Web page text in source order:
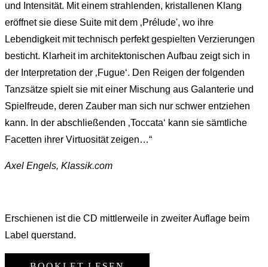
und Intensität. Mit einem strahlenden, kristallenen Klang
eröffnet sie diese Suite mit dem ‚Prélude', wo ihre
Lebendigkeit mit technisch perfekt gespielten Verzierungen
besticht. Klarheit im architektonischen Aufbau zeigt sich in
der Interpretation der ‚Fugue‘. Den Reigen der folgenden
Tanzsätze spielt sie mit einer Mischung aus Galanterie und
Spielfreude, deren Zauber man sich nur schwer entziehen
kann. In der abschließenden ‚Toccata‘ kann sie sämtliche
Facetten ihrer Virtuosität zeigen…“
Axel Engels, Klassik.com
Erschienen ist die CD mittlerweile in zweiter Auflage beim
Label querstand.